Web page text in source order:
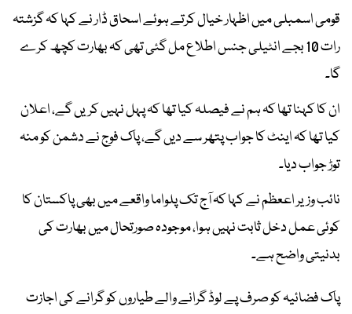
قومی اسمبلی میں اظہار خیال کرتے ہوئے اسحاق ڈار نے کہا کہ گزشتہ
رات 10 بجے انٹیلی جنس اطلاع مل گئی تھی کہ بھارت کچھ کرے
گا۔
ان کا کہنا تھا کہ ہم نے فیصلہ کیا تھا کہ پہل نہیں کریں گے، اعلان
کیا تھا کہ اینٹ کا جواب پتھر سے دیں گے، پاک فوج نے دشمن کو منہ
توڑ جواب دیا۔
نائب وزیر اععظم نے کہا کہ آج تک پلواما واقعے میں بھی پاکستان کا
کوئی عمل دخل ثابت نہیں ہوا، موجودہ صورتحال میں بھارت کی
بدنیتی واضح ہے۔
پاک فضائیہ کو صرف پے لوڈ گرانے والے طیاروں کو گرانے کی اجازت